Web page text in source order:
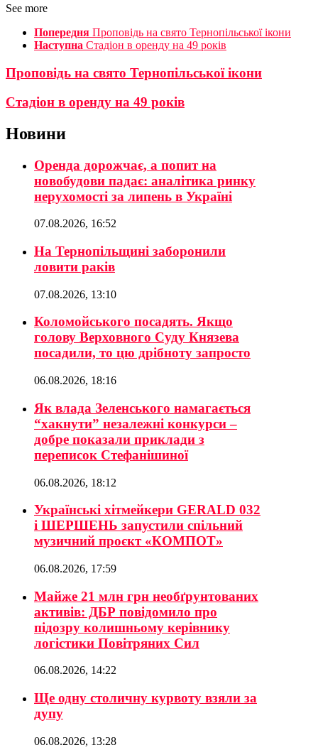
See more
Попередня Проповідь на свято Тернопільської ікони
Наступна Стадіон в оренду на 49 років
Проповідь на свято Тернопільської ікони
Стадіон в оренду на 49 років
Новини
Оренда дорожчає, а попит на
новобудови падає: аналітика ринку
нерухомості за липень в Україні
07.08.2026, 16:52
На Тернопільщині заборонили
ловити раків
07.08.2026, 13:10
Коломойського посадять. Якщо
голову Верховного Суду Князева
посадили, то цю дрібноту запросто
06.08.2026, 18:16
Як влада Зеленського намагається
“хакнути” незалежні конкурси –
добре показали приклади з
переписок Стефанішиної
06.08.2026, 18:12
Українські хітмейкери GERALD 032
і ШЕРШЕНЬ запустили спільний
музичний проєкт «КОМПОТ»
06.08.2026, 17:59
Майже 21 млн грн необґрунтованих
активів: ДБР повідомило про
підозру колишньому керівнику
логістики Повітряних Сил
06.08.2026, 14:22
Ще одну столичну курвоту взяли за
дупу
06.08.2026, 13:28